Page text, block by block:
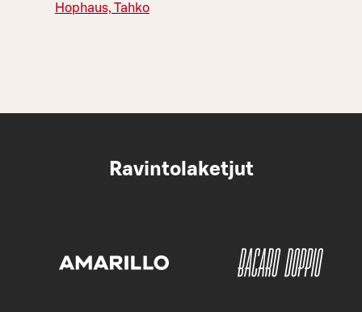
Hophaus, Tahko
Ravintolaketjut